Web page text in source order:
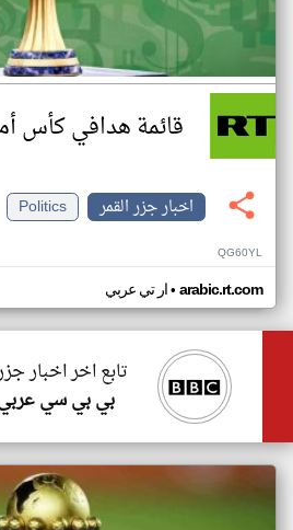
قائمة هدافي كأس أمم
اخبار جزر القمر
Politics
QG60YL
ار تي عربي• arabic.rt.com
تابع اخر اخبار
بي بي سي